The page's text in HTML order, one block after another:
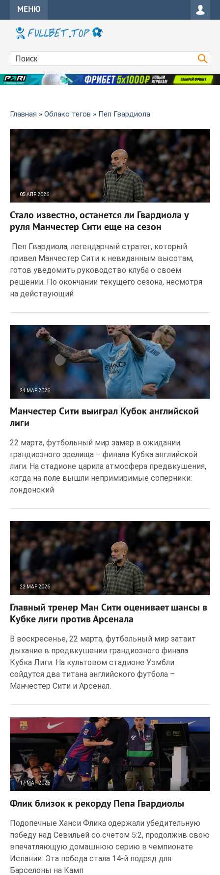
МЕНЮ
Главная » Облако тегов » Пеп Гвардиола
05 АПР 2026
Стало известно, останется ли Гвардиола у
руля Манчестер Сити еще на сезон
Пеп Гвардиола, легендарный стратег, который
привел Манчестер Сити к невиданным высотам,
готов уведомить руководство клуба о своем
решении. По окончании текущего сезона, несмотря
на действующий
24 МАР 2026
Манчестер Сити выиграл Кубок английской
лиги
22 марта, футбольный мир замер в ожидании
грандиозного зрелища – финала Кубка английской
лиги. На стадионе царила атмосфера предвкушения,
когда на поле вышли непримиримые соперники:
лондонский
22 МАР 2026
Главный тренер Ман Сити оценивает шансы в
Кубке лиги против Арсенала
В воскресенье, 22 марта, футбольный мир затаит
дыхание в предвкушении грандиозного финала
Кубка Лиги. На культовом стадионе Уэмбли
сойдутся два титана английского футбола –
Манчестер Сити и Арсенал.
17 МАР 2026
Флик близок к рекорду Пепа Гвардиолы
Подопечные Ханси Флика одержали убедительную
победу над Севильей со счетом 5:2, продолжив свою
впечатляющую домашнюю серию в чемпионате
Испании. Эта победа стала 14-й подряд для
Барселоны на Камп